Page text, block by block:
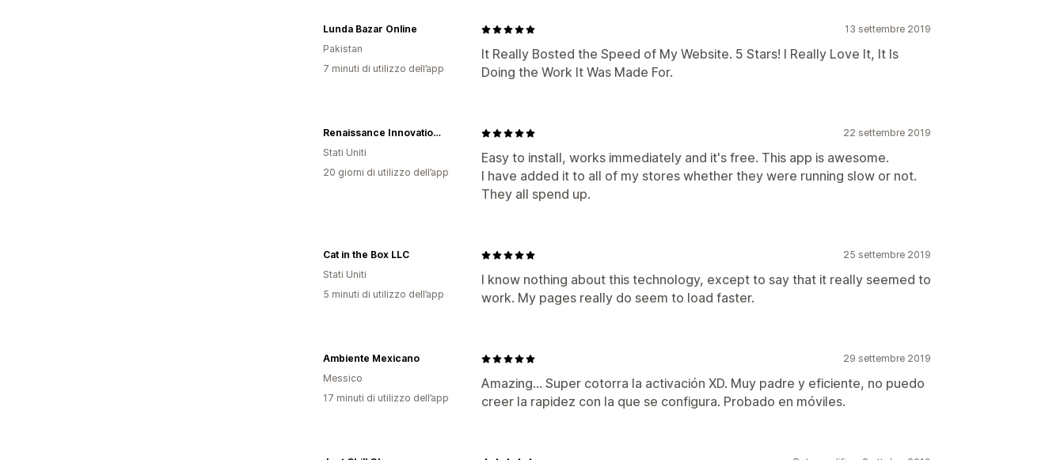
13 settembre 2019
It Really Bosted the Speed of My Website. 5 Stars! I Really Love It, It Is
Doing the Work It Was Made For.
Lunda Bazar Online
Pakistan
7 minuti di utilizzo dell’app
22 settembre 2019
Easy to install, works immediately and it's free. This app is awesome.
I have added it to all of my stores whether they were running slow or not.
They all spend up.
Renaissance Innovations, LLC
Stati Uniti
20 giorni di utilizzo dell’app
25 settembre 2019
I know nothing about this technology, except to say that it really seemed to
work. My pages really do seem to load faster.
Cat in the Box LLC
Stati Uniti
5 minuti di utilizzo dell’app
29 settembre 2019
Amazing… Super cotorra la activación XD. Muy padre y eficiente, no puedo
creer la rapidez con la que se configura. Probado en móviles.
Ambiente Mexicano
Messico
17 minuti di utilizzo dell’app